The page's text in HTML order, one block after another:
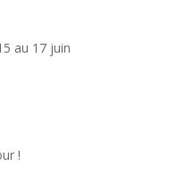
au 17 juin
!